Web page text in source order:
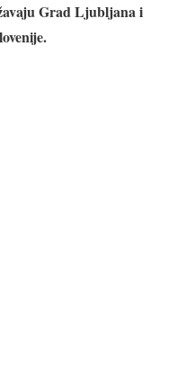
Grad Ljubljana i